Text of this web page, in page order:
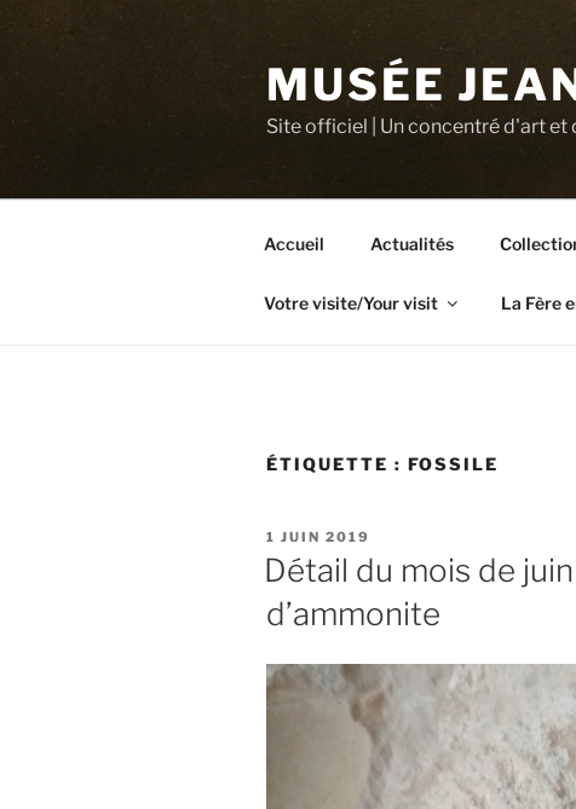
contenu
MUSÉE
Site officiel | Un concentré d'art et
Accueil Actualités
Votre visite/Your visit La Fère
ÉTIQUETTE : FOSSILE
PUBLIÉ
LE
1 JUIN 2019
Détail du mois de
d’ammonite